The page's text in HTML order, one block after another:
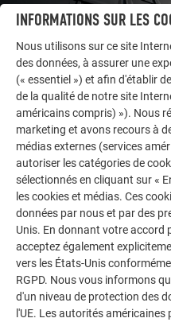
LAISSEZ-VOUS INSPIRER
AUTRES BÂTIMENTS
La galerie de références
polyvalence de
impressionnants avec
durables de PREFA pour
façades.
INFORMATIONS SUR LES
Nous utilisons sur ce site
des données, à assurer une
(« essentiel ») et afin d'établir
de la qualité de notre site
américains compris) »). Nous
marketing et avons recours à
médias externes (services
autoriser les catégories de
sélectionnés en cliquant sur «
les cookies et médias. Ces
données par nous et par des
Unis. En donnant votre accord
acceptez également
vers les États-Unis
RGPD. Nous vous informons
d'un niveau de protection des
l'UE. Les autorités